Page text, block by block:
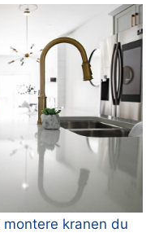
kranen du